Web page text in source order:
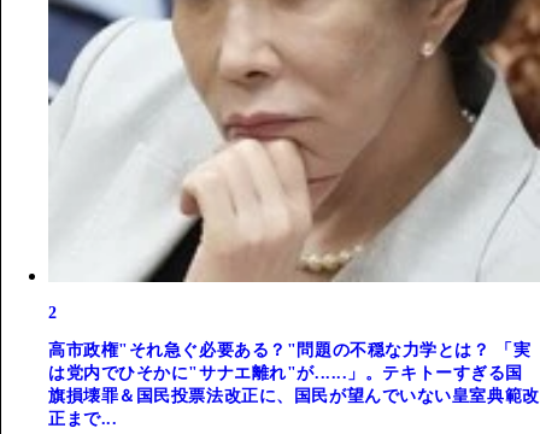
2
高市政権"それ急ぐ必要ある？"問題の不穏な力学とは？ 「実
は党内でひそかに"サナエ離れ"が......」。テキトーすぎる国
旗損壊罪＆国民投票法改正に、国民が望んでいない皇室典範改
正まで...